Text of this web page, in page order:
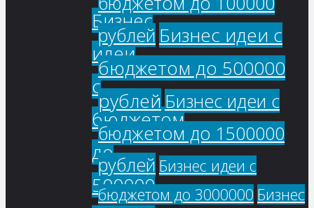
Бизнес
идеи
с
бюджетом
до
500000
рублей Бизнес идеи с
бюджетом до 500000
рублей Бизнес идеи с
бюджетом до 1500000
рублей Бизнес идеи с
бюджетом до 3000000 Бизнес